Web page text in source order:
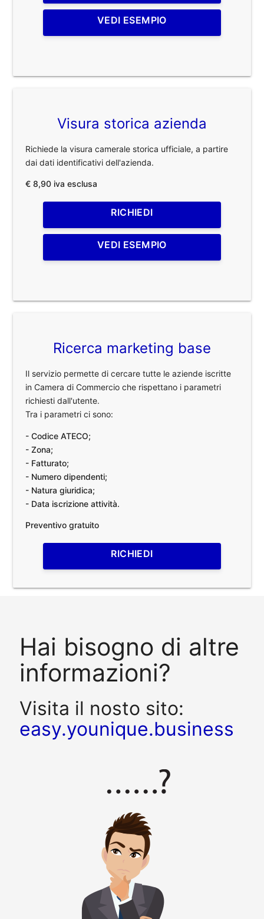
VEDI ESEMPIO
Visura storica azienda
Richiede la visura camerale storica ufficiale, a partire
dai dati identificativi dell'azienda.
€ 8,90 iva esclusa
RICHIEDI
VEDI ESEMPIO
Ricerca marketing base
Il servizio permette di cercare tutte le aziende iscritte
in Camera di Commercio che rispettano i parametri
richiesti dall'utente.
Tra i parametri ci sono:
- Codice ATECO;
- Zona;
- Fatturato;
- Numero dipendenti;
- Natura giuridica;
- Data iscrizione attività.
Preventivo gratuito
RICHIEDI
Hai bisogno di altre
informazioni?
Visita il nosto sito:
easy.younique.business